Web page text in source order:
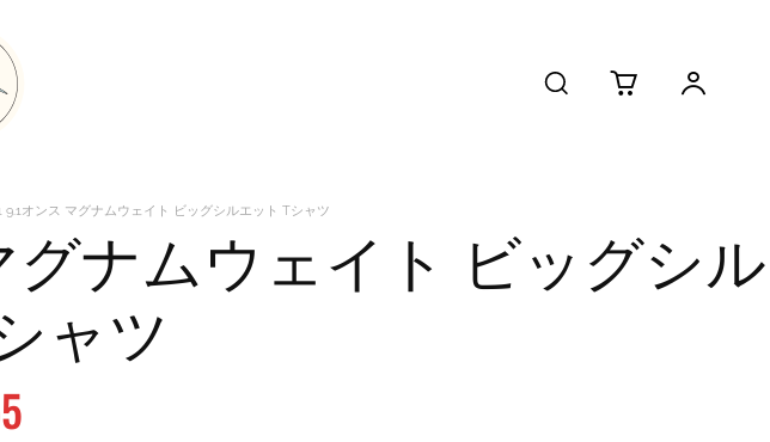
9.1オンス マグナムウェイト ビッグシルエット Tシャツ
マグナムウェイト ビッグシル
ャツ